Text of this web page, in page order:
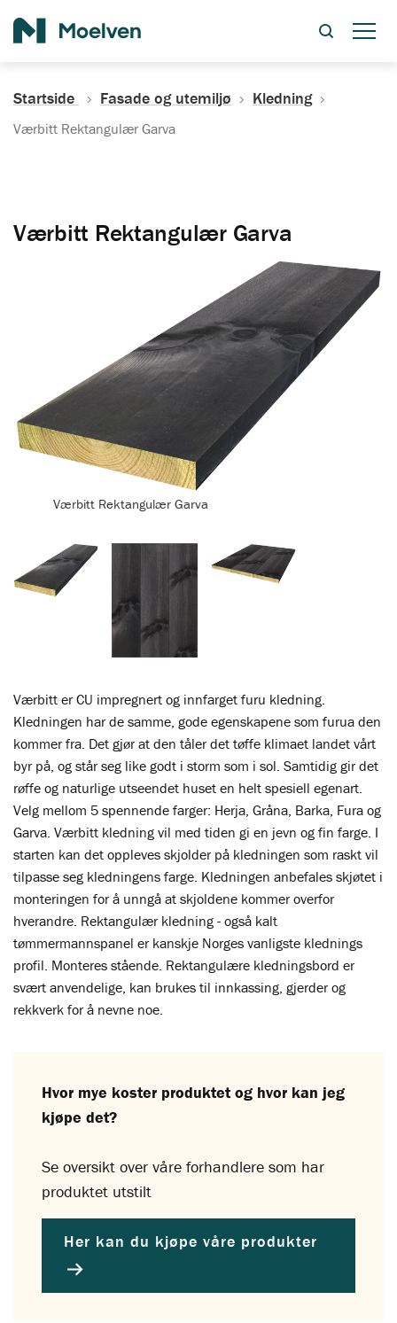
Startside Fasade og utemiljø Kledning
Værbitt Rektangulær Garva
Værbitt er CU impregnert og innfarget furu kledning.
Kledningen har de samme, gode egenskapene som furua den
kommer fra. Det gjør at den tåler det tøffe klimaet landet vårt
byr på, og står seg like godt i storm som i sol. Samtidig gir det
røffe og naturlige utseendet huset en helt spesiell egenart.
Velg mellom 5 spennende farger: Herja, Gråna, Barka, Fura og
Garva. Værbitt kledning vil med tiden gi en jevn og fin farge. I
starten kan det oppleves skjolder på kledningen som raskt vil
tilpasse seg kledningens farge. Kledningen anbefales skjøtet i
monteringen for å unngå at skjoldene kommer overfor
hverandre. Rektangulær kledning - også kalt
tømmermannspanel er kanskje Norges vanligste klednings
profil. Monteres stående. Rektangulære kledningsbord er
svært anvendelige, kan brukes til innkassing, gjerder og
rekkverk for å nevne noe.
Hvor mye koster produktet og hvor kan jeg
kjøpe det?
Se oversikt over våre forhandlere som har
produktet utstilt
Her kan du kjøpe våre produkter
Værbitt Rektangulær Garva
Værbitt Rektangulær Garva